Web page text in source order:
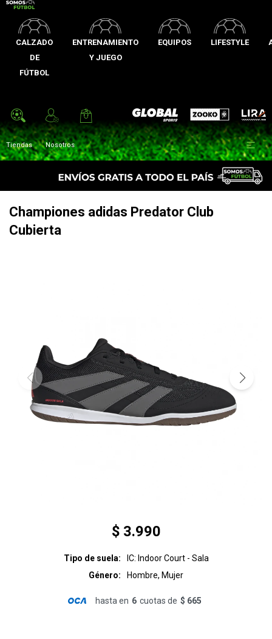
CALZADO
DE
FÚTBOL
ENTRENAMIENTO
Y JUEGO
EQUIPOS LIFESTYLE
Global Sports Zooko Lira
Tiendas Nosotros 
Championes adidas Predator Club
Cubierta
$ 3.990
Tipo de suela
IC: Indoor Court - Sala
Género
Hombre, Mujer
hasta en 6 cuotas de $ 665